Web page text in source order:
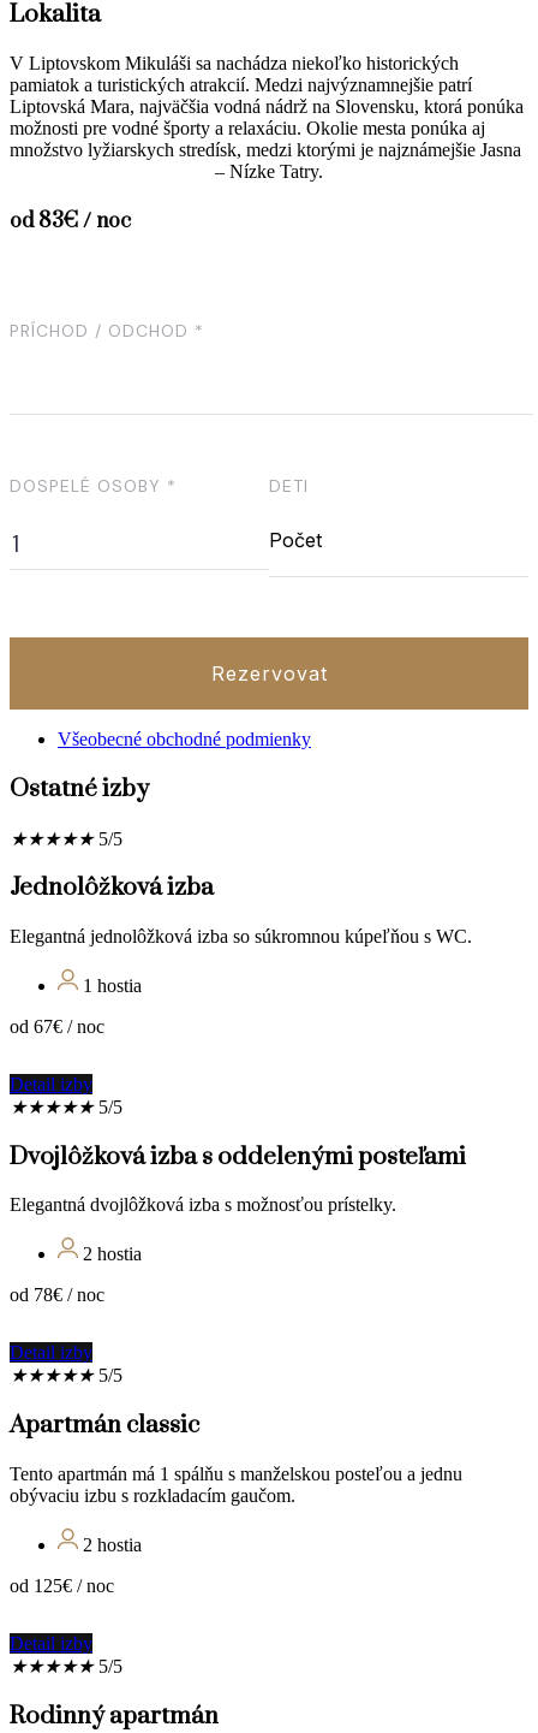
Lokalita
V Liptovskom Mikuláši sa nachádza niekoľko historických
pamiatok a turistických atrakcií. Medzi najvýznamnejšie patrí
Liptovská Mara, najväčšia vodná nádrž na Slovensku, ktorá ponúka
možnosti pre vodné športy a relaxáciu. Okolie mesta ponúka aj
množstvo lyžiarskych stredísk, medzi ktorými je najznámejšie Jasna
– Nízke Tatry.
od 83€ / noc
PRÍCHOD / ODCHOD *
DOSPELÉ OSOBY * DETI
Počet
Rezervovat
Všeobecné obchodné podmienky
Ostatné izby
★★★★★ 5/5
Jednolôžková izba
Elegantná jednolôžková izba so súkromnou kúpeľňou s WC.
1 hostia
od 67€ / noc
Detail izby
★★★★★ 5/5
Dvojlôžková izba s oddelenými posteľami
Elegantná dvojlôžková izba s možnosťou prístelky.
2 hostia
od 78€ / noc
Detail izby
★★★★★ 5/5
Apartmán classic
Tento apartmán má 1 spálňu s manželskou posteľou a jednu
obývaciu izbu s rozkladacím gaučom.
2 hostia
od 125€ / noc
Detail izby
★★★★★ 5/5
Rodinný apartmán